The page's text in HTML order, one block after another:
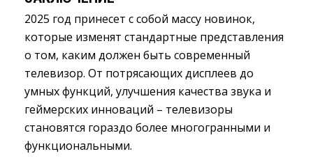
2025 год принесет с собой массу новинок,
которые изменят стандартные представления
о том, каким должен быть современный
телевизор. От потрясающих дисплеев до
умных функций, улучшения качества звука и
геймерских инноваций – телевизоры
становятся гораздо более многогранными и
функциональными.